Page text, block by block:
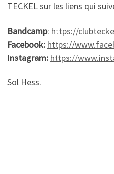
TECKEL sur les liens qui
Bandcamp: https://
Facebook: https://
Instagram: https://
Sol Hess.